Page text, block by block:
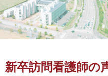
文
へ
文新卒訪問看護師